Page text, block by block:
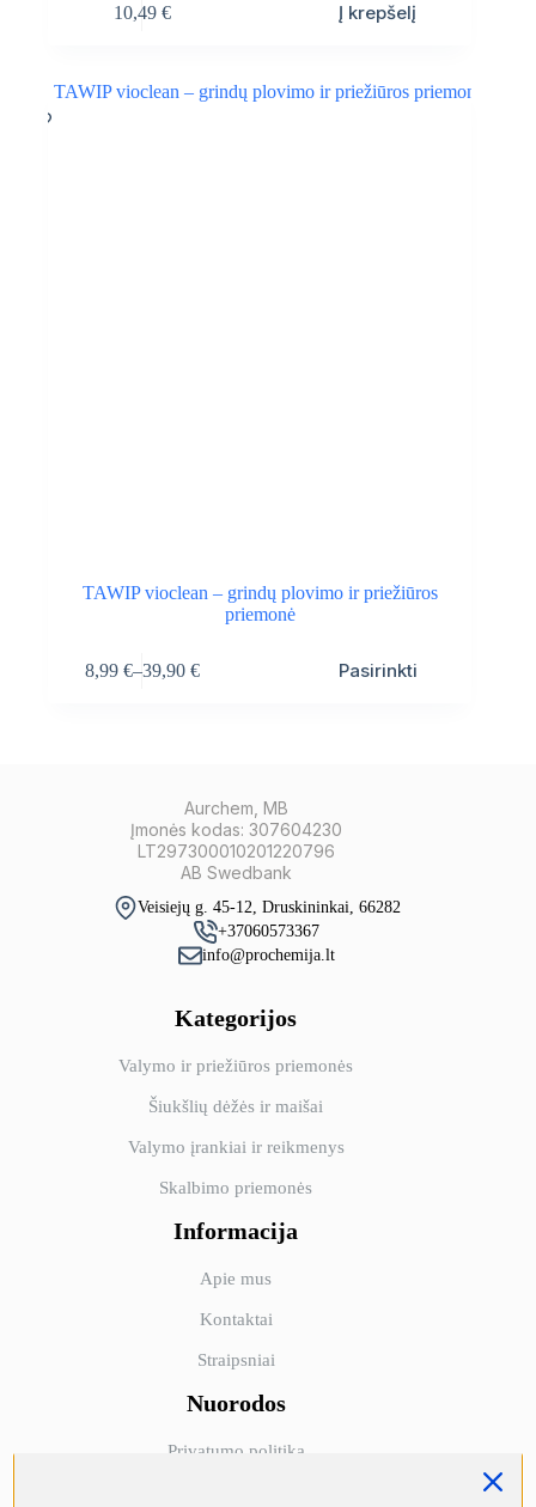
10,49 € Į krepšelį
TAWIP vioclean – grindų plovimo ir priežiūros
priemonė
8,99 €–39,90 €
Price
Pasirinkti
product
Aurchem, MB
Įmonės kodas: 307604230
LT297300010201220796
AB Swedbank
Veisiejų g. 45-12, Druskininkai, 66282
+37060573367
info@prochemija.lt
Kategorijos
Valymo ir priežiūros priemonės
Šiukšlių dėžės ir maišai
Valymo įrankiai ir reikmenys
Skalbimo priemonės
Informacija
Apie mus
Kontaktai
Straipsniai
Nuorodos
Privatumo politika
NORI GAUTI -10%
PIRMAJAM